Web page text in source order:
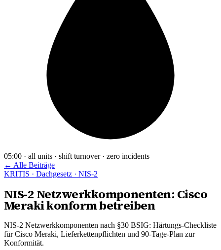
05:00 · all units · shift turnover · zero incidents
← Alle Beiträge
KRITIS · Dachgesetz · NIS-2
NIS-2 Netzwerkkomponenten: Cisco
Meraki konform betreiben
NIS-2 Netzwerkkomponenten nach §30 BSIG: Härtungs-Checkliste
für Cisco Meraki, Lieferkettenpflichten und 90-Tage-Plan zur
Konformität.